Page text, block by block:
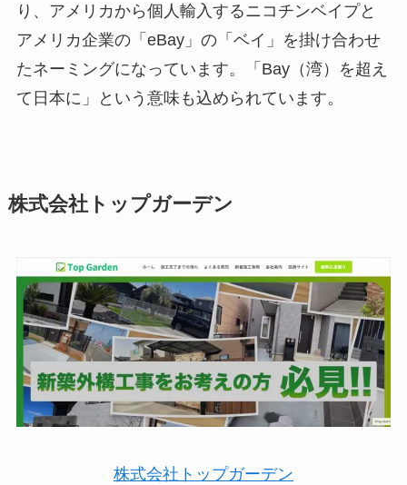
り、アメリカから個人輸入するニコチンベイプと
アメリカ企業の「eBay」の「ベイ」を掛け合わせ
たネーミングになっています。「Bay（湾）を超え
て日本に」という意味も込められています。
株式会社トップガーデン
株式会社トップガーデン